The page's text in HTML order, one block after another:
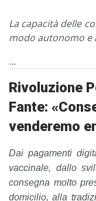
La capacità delle
modo autonomo e
...
Rivoluzione
Fante:
venderemo
Dai pagamenti
vaccinale, dallo
consegna molto
domicilio, alla